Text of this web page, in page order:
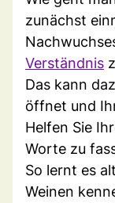
zunächst
Verständnis
Das kann
öffnet und
Helfen Sie
Worte zu
So lernt es
Weinen